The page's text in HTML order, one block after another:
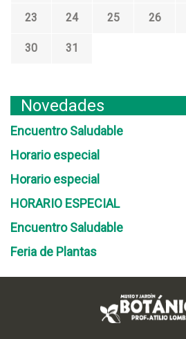
23 24 25 26
30
31
Novedades
Encuentro Saludable
Horario especial
Horario especial
HORARIO ESPECIAL
Encuentro Saludable
Feria de Plantas